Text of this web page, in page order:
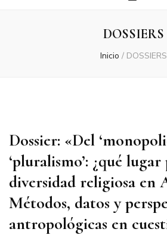
DOSSIERS
Inicio / DOSSIERS
Dossier: «Del
‘pluralismo’: ¿qué
diversidad religiosa en
Métodos, datos y
antropológicas en